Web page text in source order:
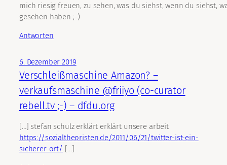
mich riesig freuen, zu sehen, was du siehst, wenn du siehst,
gesehen haben ;-)
Antworten
6. Dezember 2019
Verschleißmaschine Amazon? –
verkaufsmaschine @friiyo (co-curator
rebell.tv ;-) – dfdu.org
[…] stefan schulz erklärt erklärt unsere arbeit
https://sozialtheoristen.de/2011/06/21/twitter-ist-ein-
sicherer-ort/ […]